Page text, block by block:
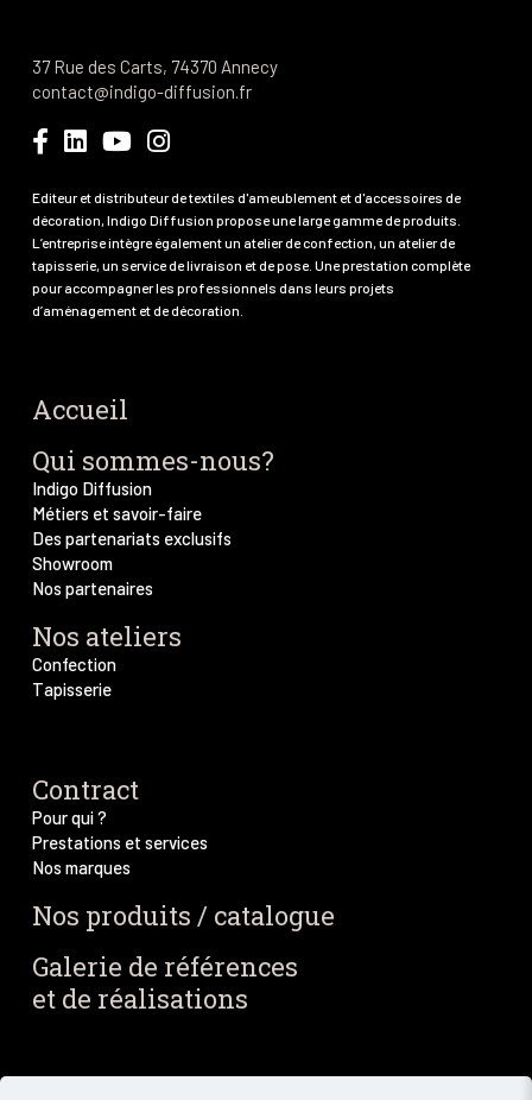
37 Rue des Carts, 74370 Annecy
contact@indigo-diffusion.fr
Editeur et distributeur de textiles d'ameublement et d'accessoires de
décoration, Indigo Diffusion propose une large gamme de produits.
L’entreprise intègre également un atelier de confection, un atelier de
tapisserie, un service de livraison et de pose. Une prestation complète
pour accompagner les professionnels dans leurs projets
d’aménagement et de décoration.
Accueil
Qui sommes-nous?
Indigo Diffusion
Métiers et savoir-faire
Des partenariats exclusifs
Showroom
Nos partenaires
Nos ateliers
Confection
Tapisserie
Contract
Pour qui ?
Prestations et services
Nos marques
Nos produits / catalogue
Galerie de références
et de réalisations